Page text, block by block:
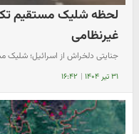
لحظه شلیک مستقیم
غیرنظامی
جنایتی دلخراش از اسرائیل؛ شلیک
۳۱ تیر ۱۴۰۴ | ۱۶:۴۲